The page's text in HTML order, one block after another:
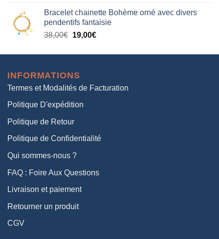
initial
était :
38,00€.
actuel
est :
19,00€.
Bracelet chainette Bohème orné avec divers
pendentifs fantaisie
38,00€ Le
initial
38,00€.
19,00€Le
actuel
INFORMATIONS
Termes et Modalités de Facturation
Politique D'expédition
Politique de Retour
Politique de Confidentialité
Qui sommes-nous ?
FAQ : Foire Aux Questions
Livraison et paiement
Retourner un produit
CGV